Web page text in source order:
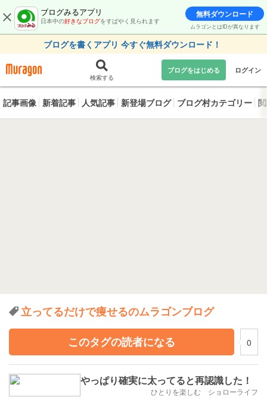
ブログみるアプリ
日本中の好きなブログをすばやく見られます
無料ダウンロード
ムラゴンとはIDが異なります
ブログを書くアプリ 今すぐ無料ダウンロード！
検索する
ブログをはじめる ログイン
記事画像 新着記事 人気記事 新登場ブログ ブログ村カテゴリー
立ってるだけで痩せるのムラゴンブログ
このタグの読者になる
0
やっぱり確実に太ってると再認識した！
ひとりを楽しむ ショローライフ